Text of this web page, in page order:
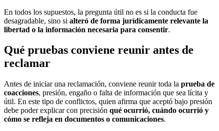
En todos los supuestos, la pregunta útil no es si la conducta fue
desagradable, sino si alteró de forma jurídicamente relevante la
libertad o la información necesaria para consentir.
Qué pruebas conviene reunir antes de
reclamar
Antes de iniciar una reclamación, conviene reunir toda la prueba de
coacciones, presión, engaño o falta de información que sea lícita y
útil. En este tipo de conflictos, quien afirma que aceptó bajo presión
debe poder explicar con precisión qué ocurrió, cuándo ocurrió y
cómo se refleja en documentos o comunicaciones.